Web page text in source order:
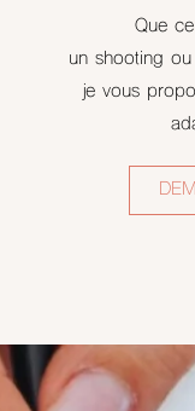
Que
un shooting
je vous